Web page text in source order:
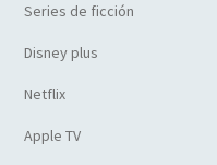
Series de ficción
Disney plus
Netflix
Apple TV